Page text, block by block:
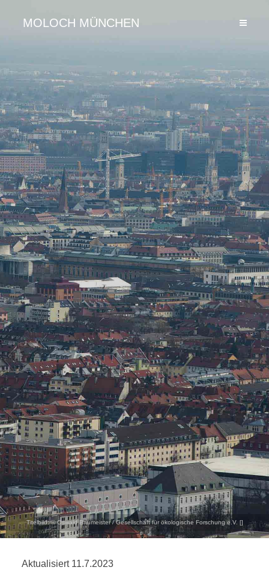
MOLOCH MÜNCHEN
Titelbild:© Oswald Baumeister / Gesellschaft für ökologische Forschung e.V. []
Aktualisiert 11.7.2023